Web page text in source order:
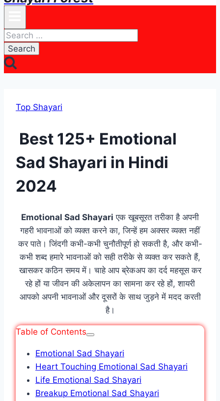
Search
for:
Top Shayari
Best 125+ Emotional
Sad Shayari in Hindi
2024
Emotional Sad Shayari एक खूबसूरत तरीका है अपनी
गहरी भावनाओं को व्यक्त करने का, जिन्हें हम अक्सर व्यक्त नहीं
कर पाते। जिंदगी कभी-कभी चुनौतीपूर्ण हो सकती है, और कभी-
कभी शब्द हमारे भावनाओं को सही तरीके से व्यक्त कर सकते हैं,
खासकर कठिन समय में। चाहे आप ब्रेकअप का दर्द महसूस कर
रहे हों या जीवन की अकेलापन का सामना कर रहे हों, शायरी
आपको अपनी भावनाओं और दूसरों के साथ जुड़ने में मदद करती
है।
Table of Contents
Emotional Sad Shayari
Heart Touching Emotional Sad Shayari
Life Emotional Sad Shayari
Breakup Emotional Sad Shayari